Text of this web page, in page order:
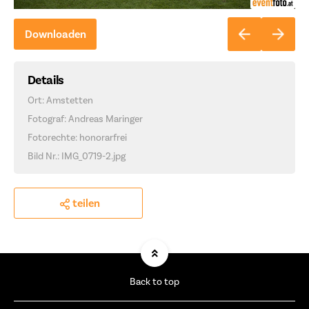
Downloaden
Details
Ort: Amstetten
Fotograf: Andreas Maringer
Fotorechte: honorarfrei
Bild Nr.: IMG_0719-2.jpg
teilen
Back to top